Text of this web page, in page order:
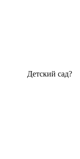
Детский сад?